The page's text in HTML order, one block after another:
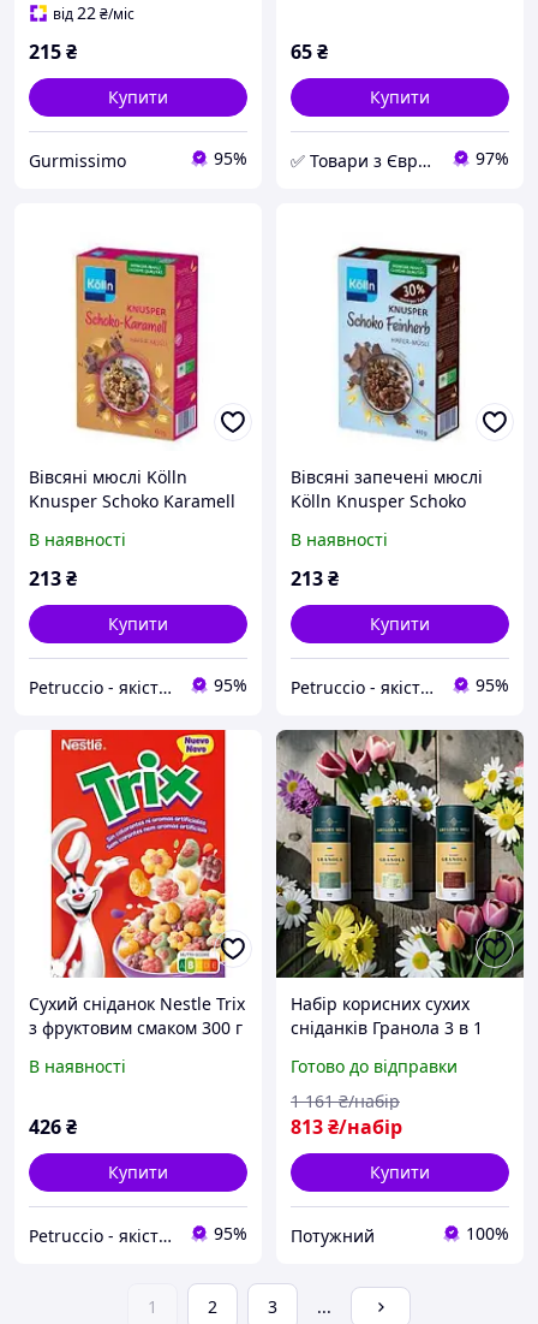
від22₴/міс
215₴
Купити
Gurmissimo 95%
65₴
Купити
✅ Товари з Європи - Найкращі ціни в Україні! 97%
Вівсяні мюслі Kölln
Knusper Schoko Karamell
450 г солодкий хрусткий
сніданок
В наявності
213₴
Купити
Petruccio - якість та смак Європи у вашому домі 95%
Вівсяні запечені мюслі
Kölln Knusper Schoko
шоколадом 410 г
ароматний сніданок із
В наявності
213₴
Купити
Petruccio - якість та смак Європи у вашому домі 95%
Сухий сніданок Nestle Trix
з фруктовим смаком 300 г
В наявності
426₴
Купити
Petruccio - якість та смак Європи у вашому домі 95%
Набір корисних сухих
сніданків Гранола 3 в 1
Gregory Mill
Готово до відправки
813₴/набір
1 161 ₴/набір
Купити
Потужний 100%
1 2 3 ...